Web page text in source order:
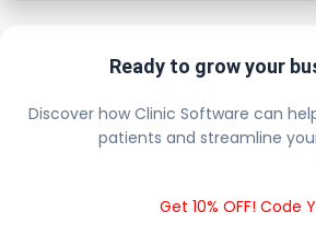
Ready to grow your
Discover how Clinic Software can
patients and streamline
Get 10% OFF! Code